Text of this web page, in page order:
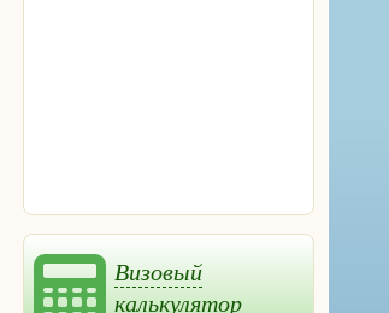
Визовый
калькулятор